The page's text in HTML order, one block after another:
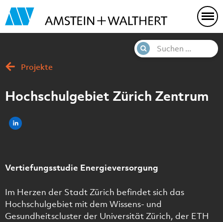
Projekte
Hochschulgebiet Zürich Zentrum
Vertiefungsstudie Energieversorgung
Im Herzen der Stadt Zürich befindet sich das
Hochschulgebiet mit dem Wissens- und
Gesundheitscluster der Universität Zürich, der ETH